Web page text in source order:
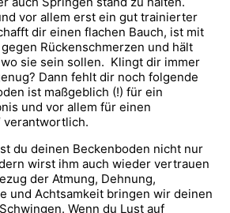
vor allem erst ein gut trainierter
dir einen flachen Bauch, ist mit
Rückenschmerzen und hält
sie sein sollen. Klingt dir immer
Dann fehlt dir noch folgende
ist maßgeblich (!) für ein
und vor allem für einen
verantwortlich.
du deinen Beckenboden nicht nur
wirst ihm auch wieder vertrauen
der Atmung, Dehnung,
und Achtsamkeit bringen wir deinen
Wenn du Lust auf